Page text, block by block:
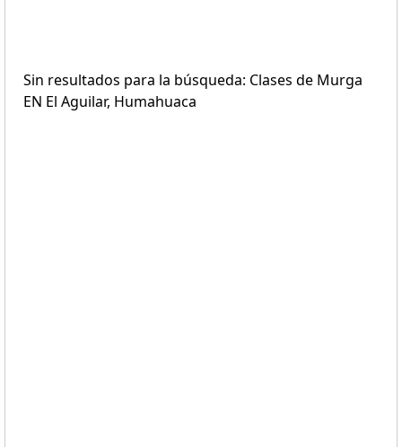
Sin resultados para la búsqueda: Clases de Murga
EN El Aguilar, Humahuaca